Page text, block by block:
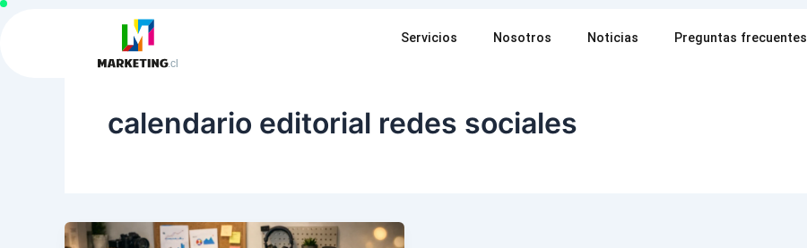
Ir
Servicios Nosotros Noticias Preguntas frecuentes
calendario editorial redes sociales